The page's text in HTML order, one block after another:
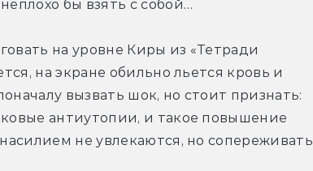
бы взять с собой…
на уровне Киры из «Тетради
на экране обильно льется кровь и
вызвать шок, но стоит признать:
антиутопии, и такое повышение
не увлекаются, но сопереживать